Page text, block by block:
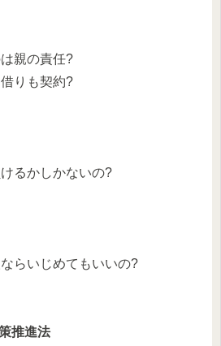
親の責任?
りも契約?
るかしかないの?
らいじめてもいいの?
推進法